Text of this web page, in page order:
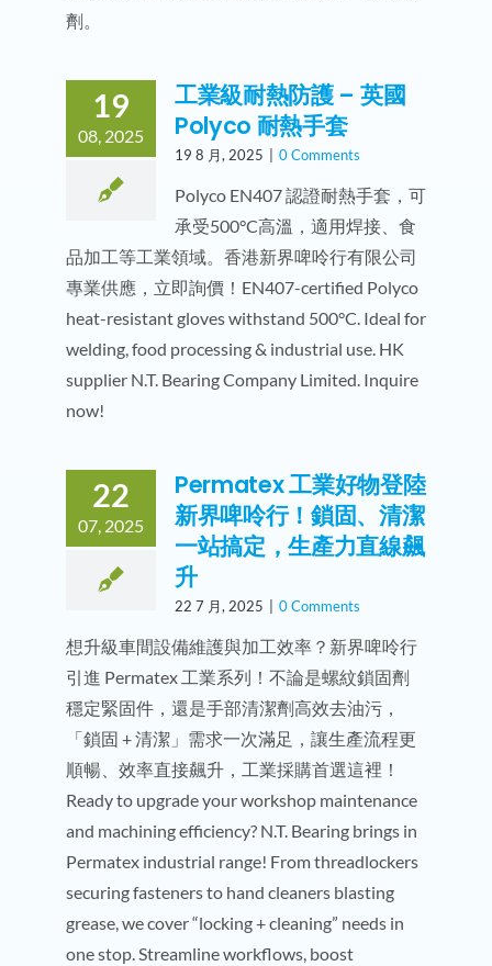
劑。
19
08, 2025
工業級耐熱防護 – 英國
Polyco 耐熱手套
19 8 月, 2025 0 Comments
Polyco EN407 認證耐熱手套，可
承受500°C高溫，適用焊接、食
品加工等工業領域。香港新界啤呤行有限公司
專業供應，立即詢價！EN407-certified Polyco
heat-resistant gloves withstand 500°C. Ideal for
welding, food processing & industrial use. HK
supplier N.T. Bearing Company Limited. Inquire
now!
22
07, 2025
Permatex 工業好物登陸
新界啤呤行！鎖固、清潔
一站搞定，生產力直線飆
升
22 7 月, 2025 0 Comments
想升級車間設備維護與加工效率？新界啤呤行
引進 Permatex 工業系列！不論是螺紋鎖固劑
穩定緊固件，還是手部清潔劑高效去油污，
「鎖固 + 清潔」需求一次滿足，讓生產流程更
順暢、效率直接飆升，工業採購首選這裡！
Ready to upgrade your workshop maintenance
and machining efficiency? N.T. Bearing brings in
Permatex industrial range! From threadlockers
securing fasteners to hand cleaners blasting
grease, we cover “locking + cleaning” needs in
one stop. Streamline workflows, boost